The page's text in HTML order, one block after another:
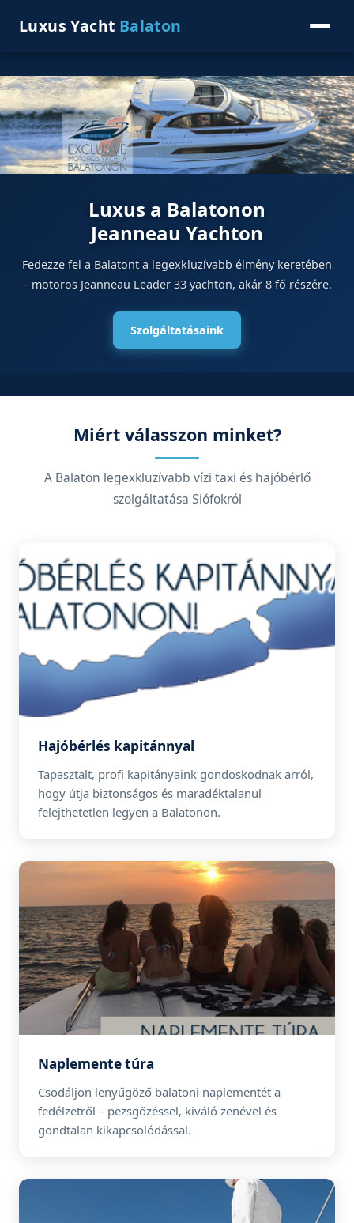
Luxus Yacht Balaton
Luxus a Balatonon
Jeanneau Yachton
Fedezze fel a Balatont a legexkluzívabb élmény keretében
– motoros Jeanneau Leader 33 yachton, akár 8 fő részére.
Szolgáltatásaink
Miért válasszon minket?
A Balaton legexkluzívabb vízi taxi és hajóbérlő
szolgáltatása Siófokról
Hajóbérlés kapitánnyal
Tapasztalt, profi kapitányaink gondoskodnak arról,
hogy útja biztonságos és maradéktalanul
felejthetetlen legyen a Balatonon.
Naplemente túra
Csodáljon lenyűgöző balatoni naplementét a
fedélzetről – pezsgőzéssel, kiváló zenével és
gondtalan kikapcsolódással.